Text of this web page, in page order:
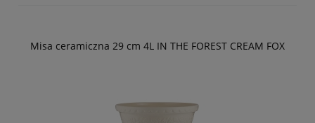
Misa ceramiczna 29 cm 4L IN THE FOREST CREAM FOX